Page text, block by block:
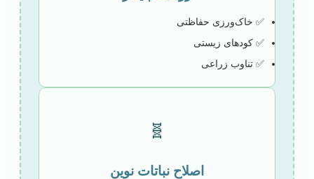
✅ خاک‌ورزی حفاظتی
✅ کودهای زیستی
✅ تناوب زراعی
🧬
اصلاح نباتات نوین